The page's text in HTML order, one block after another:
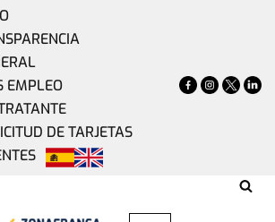
EMPLEO
DE TARJETAS
Visita institucional del alcalde de San